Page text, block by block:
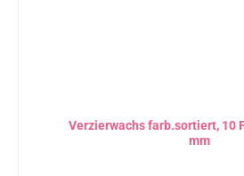
Verzierwachs farb.sortiert, 10
mm